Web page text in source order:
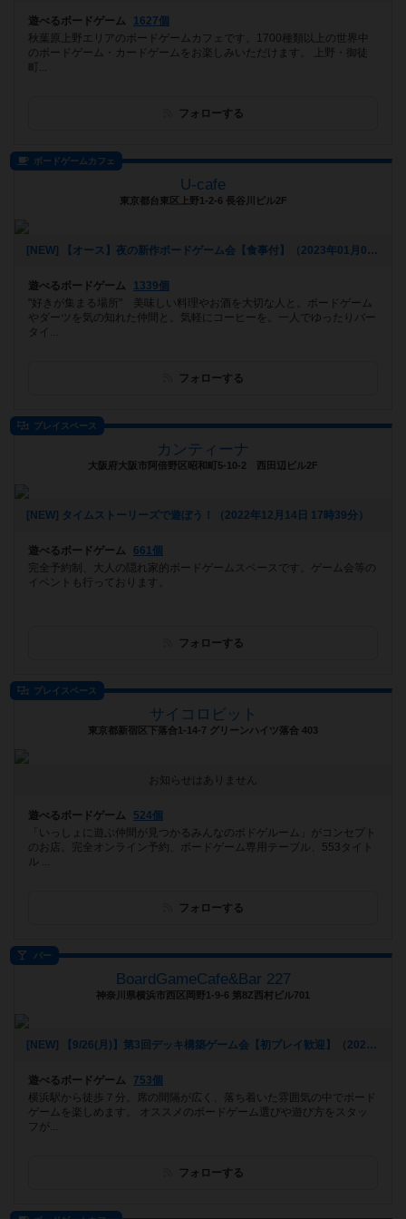
遊べるボードゲーム
1627個
秋葉原上野エリアのボードゲームカフェです。1700種類以上の世界中
のボードゲーム・カードゲームをお楽しみいただけます。 上野・御徒
町...
フォローする
ボードゲームカフェ
U-cafe
東京都台東区上野1-2-6 長谷川ビル2F
[NEW] 【オース】夜の新作ボードゲーム会【食事付】（2023年01月09日 20時31分）
遊べるボードゲーム
1339個
"好きが集まる場所" 美味しい料理やお酒を大切な人と。ボードゲーム
やダーツを気の知れた仲間と。気軽にコーヒーを。一人でゆったりバー
タイ...
フォローする
プレイスペース
カンティーナ
大阪府大阪市阿倍野区昭和町5-10-2 西田辺ビル2F
[NEW] タイムストーリーズで遊ぼう！（2022年12月14日 17時39分）
遊べるボードゲーム
661個
完全予約制、大人の隠れ家的ボードゲームスペースです。ゲーム会等の
イベントも行っております。
フォローする
プレイスペース
サイコロビット
東京都新宿区下落合1-14-7 グリーンハイツ落合 403
お知らせはありません
遊べるボードゲーム
524個
「いっしょに遊ぶ仲間が見つかるみんなのボドゲルーム」がコンセプト
のお店。完全オンライン予約、ボードゲーム専用テーブル、553タイト
ル ...
フォローする
バー
BoardGameCafe&Bar 227
神奈川県横浜市西区岡野1-9-6 第8Z西村ビル701
[NEW] 【9/26(月)】第3回デッキ構築ゲーム会【初プレイ歓迎】（2022年09月11日 20時39分）
遊べるボードゲーム
753個
横浜駅から徒歩７分。席の間隔が広く、落ち着いた雰囲気の中でボード
ゲームを楽しめます。 オススメのボードゲーム選びや遊び方をスタッ
フが...
フォローする